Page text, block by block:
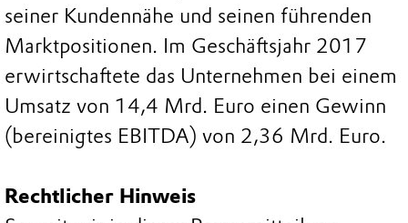
seiner Kundennähe und seinen führenden
Marktpositionen. Im Geschäftsjahr 2017
erwirtschaftete das Unternehmen bei einem
Umsatz von 14,4 Mrd. Euro einen Gewinn
(bereinigtes EBITDA) von 2,36 Mrd. Euro.
Rechtlicher Hinweis